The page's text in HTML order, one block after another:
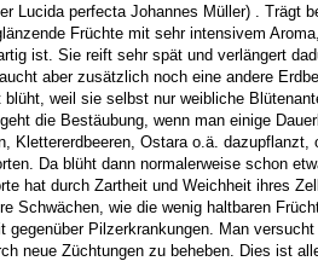
Lucida perfecta Johannes Müller) . Trägt
Früchte mit sehr intensivem
ist. Sie reift sehr spät und verlängert
aber zusätzlich noch eine andere
weil sie selbst nur weibliche
die Bestäubung, wenn man einige
Klettererdbeeren, Ostara o.ä. dazupflanzt,
Da blüht dann normalerweise schon
hat durch Zartheit und Weichheit ihres
Schwächen, wie die wenig haltbaren
gegenüber Pilzerkrankungen. Man versucht
neue Züchtungen zu beheben. Dies ist